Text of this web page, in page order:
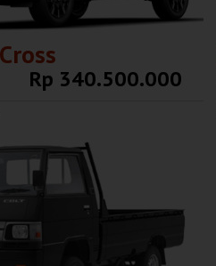
Rp 340.500.000